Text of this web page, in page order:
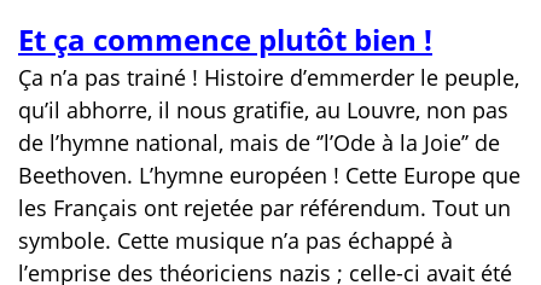
Et ça commence plutôt bien !
Ça n’a pas trainé ! Histoire d’emmerder le peuple,
qu’il abhorre, il nous gratifie, au Louvre, non pas
de l’hymne national, mais de ‘’l’Ode à la Joie’’ de
Beethoven. L’hymne européen ! Cette Europe que
les Français ont rejetée par référendum. Tout un
symbole. Cette musique n’a pas échappé à
l’emprise des théoriciens nazis ; celle-ci avait été